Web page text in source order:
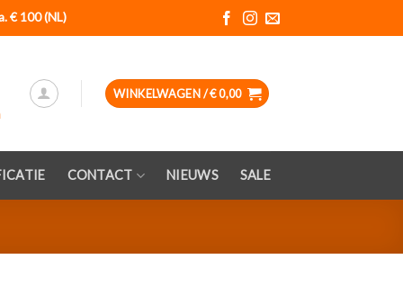
€ 100 (NL)
WINKELWAGEN /€0,00
CONTACT NIEUWS SALE